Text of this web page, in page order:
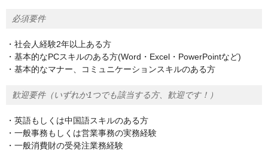
必須要件
・社会人経験2年以上ある方
・基本的なPCスキルのある方(Word・Excel・PowerPointなど)
・基本的なマナー、コミュニケーションスキルのある方
歓迎要件（いずれか1つでも該当する方、歓迎です！）
・英語もしくは中国語スキルのある方
・一般事務もしくは営業事務の実務経験
・一般消費財の受発注業務経験